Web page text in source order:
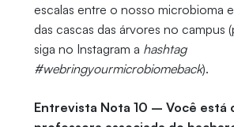
escalas entre o nosso microbioma
das cascas das árvores no campus
siga no Instagram a hashtag
#webringyourmicrobiomeback).
Entrevista Nota 10 – Você está